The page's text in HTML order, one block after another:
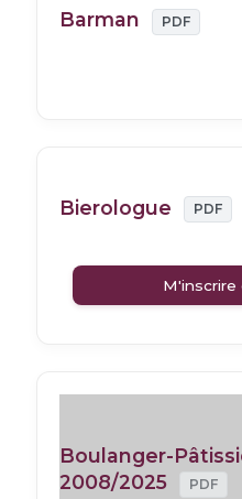
Barman PDF
Bierologue PDF
M'inscrire
Boulanger-
2008/2025
PDF